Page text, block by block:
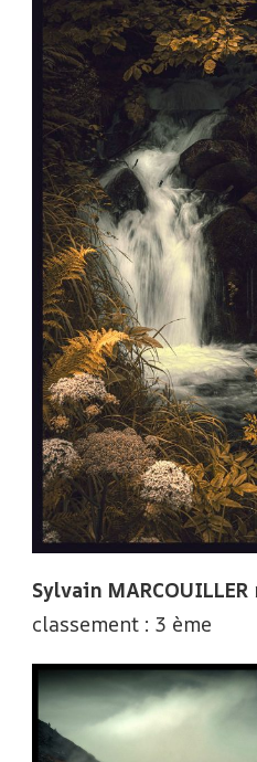
Sylvain MARCOUILLER
classement : 3 ème